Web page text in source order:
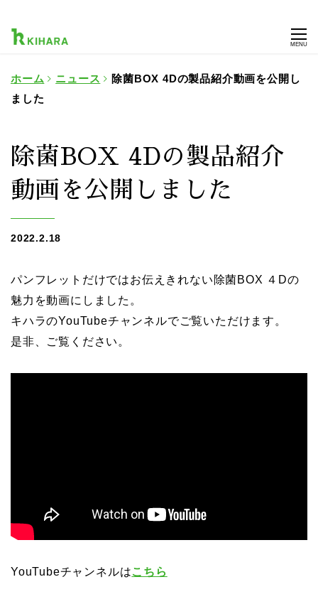
MENU
ホーム ニュース
除菌BOX 4Dの製品紹介動画を公開し
ました
除菌BOX 4Dの製品紹介
動画を公開しました
2022.2.18
パンフレットだけではお伝えきれない除菌BOX ４Dの
魅力を動画にしました。
キハラのYouTubeチャンネルでご覧いただけます。
是非、ご覧ください。
YouTubeチャンネルはこちら